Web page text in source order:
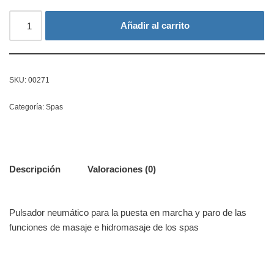
Añadir al carrito
SKU: 00271
Categoría: Spas
Descripción Valoraciones (0)
Pulsador neumático para la puesta en marcha y paro de las
funciones de masaje e hidromasaje de los spas